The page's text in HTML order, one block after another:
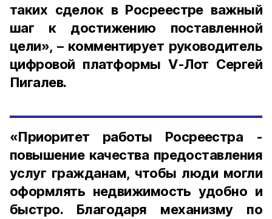
таких сделок в Росреестре важный
шаг к достижению поставленной
цели», – комментирует руководитель
цифровой платформы V-Лот Сергей
Пигалев.
«Приоритет работы Росреестра -
повышение качества предоставления
услуг гражданам, чтобы люди могли
оформлять недвижимость удобно и
быстро. Благодаря механизму по